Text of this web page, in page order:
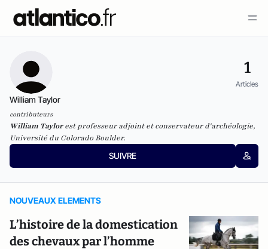
1
Articles
William Taylor
contributeurs
William Taylorest professeur adjoint et conservateur d'archéologie,
Université du Colorado Boulder.
SUIVRE
NOUVEAUX ELEMENTS
L’histoire de la domestication
des chevaux par l’homme